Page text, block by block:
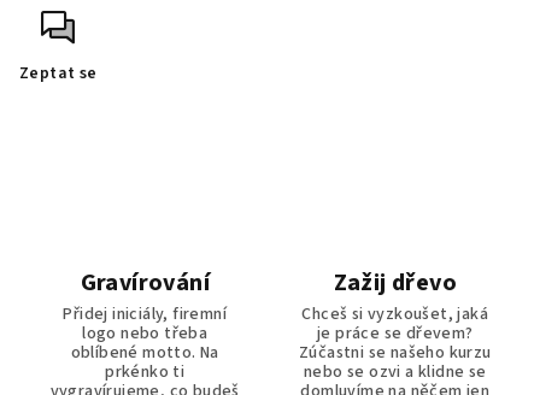
Zeptat se
Gravírování
Přidej iniciály, firemní
logo nebo třeba
oblíbené motto. Na
prkénko ti
Zažij dřevo
Chceš si vyzkoušet, jaká
je práce se dřevem?
Zúčastni se našeho kurzu
nebo se ozvi a klidne se